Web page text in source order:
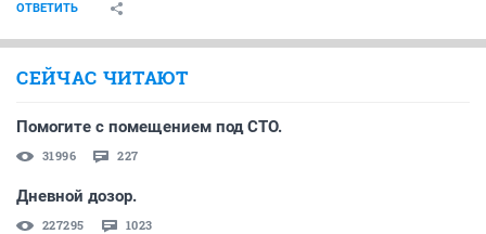
ОТВЕТИТЬ
СЕЙЧАС ЧИТАЮТ
Помогите с помещением под СТО.
31996 227
Дневной дозор.
227295 1023